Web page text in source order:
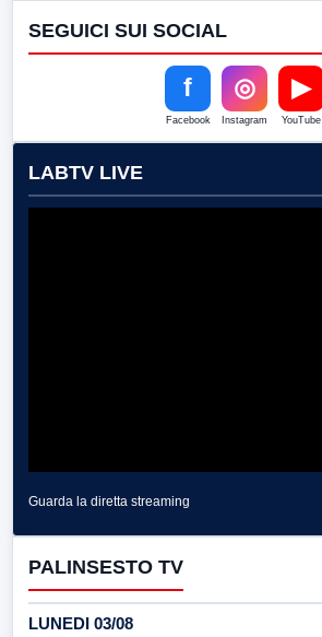
SEGUICI SUI SOCIAL
f
Facebook
◎
Instagram
▶
YouTube
LABTV LIVE
Guarda la diretta streaming
PALINSESTO TV
LUNEDI 03/08